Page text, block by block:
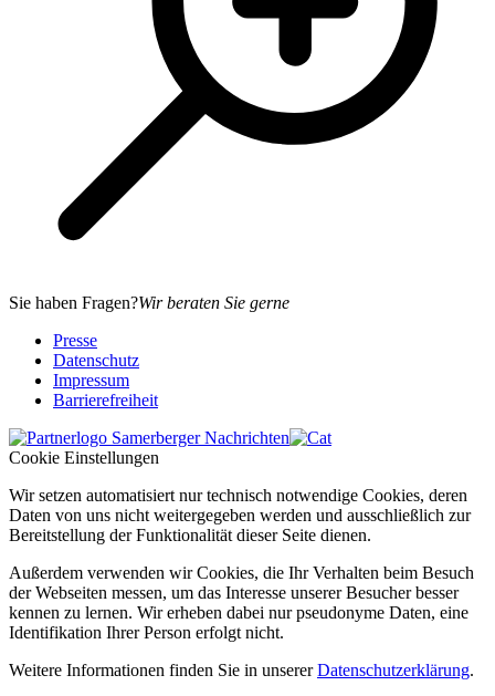
Sie haben Fragen?Wir beraten Sie gerne
Presse
Datenschutz
Impressum
Barrierefreiheit
Cookie Einstellungen
Wir setzen automatisiert nur technisch notwendige Cookies, deren
Daten von uns nicht weitergegeben werden und ausschließlich zur
Bereitstellung der Funktionalität dieser Seite dienen.
Außerdem verwenden wir Cookies, die Ihr Verhalten beim Besuch
der Webseiten messen, um das Interesse unserer Besucher besser
kennen zu lernen. Wir erheben dabei nur pseudonyme Daten, eine
Identifikation Ihrer Person erfolgt nicht.
Weitere Informationen finden Sie in unsererDatenschutzerklärung.